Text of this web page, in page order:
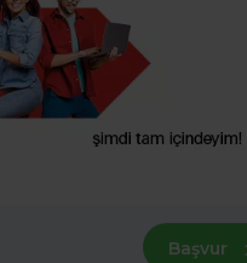
Başvur